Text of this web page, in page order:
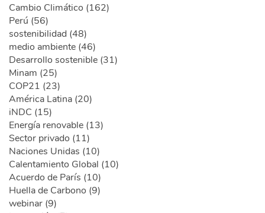
Cambio Climático (162)
Perú (56)
sostenibilidad (48)
medio ambiente (46)
Desarrollo sostenible (31)
Minam (25)
COP21 (23)
América Latina (20)
iNDC (15)
Energía renovable (13)
Sector privado (11)
Naciones Unidas (10)
Calentamiento Global (10)
Acuerdo de París (10)
Huella de Carbono (9)
webinar (9)